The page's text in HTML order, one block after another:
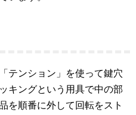
テンション」を使って鍵穴
キングという用具で中の部
を順番に外して回転をスト